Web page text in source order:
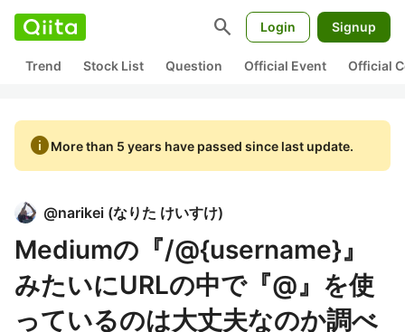
search Login Signup
Trend Stock List Question Official Event Official
infoMore than 5 years have passed since last update.
@narikei (なりた けいすけ)
Mediumの『/@{username}』
みたいにURLの中で『@』を使
っているのは大丈夫なのか調べ